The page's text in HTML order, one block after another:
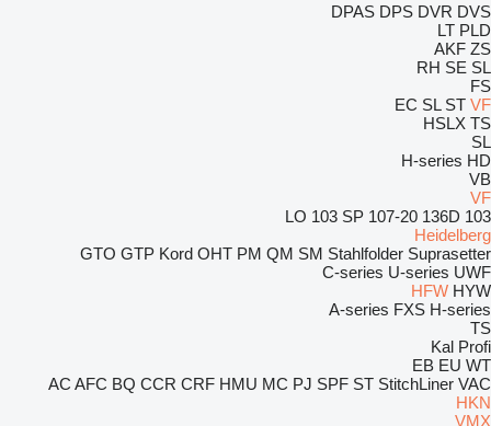
DPAS DPS DVR DVS
LT PLD
AKF ZS
RH SE SL
FS
EC SL ST VF
HSLX TS
SL
H-series HD
VB
VF
103 LO
103 SP 107-20 136D
Heidelberg
GTO GTP Kord OHT PM QM SM Stahlfolder Suprasetter
C-series U-series UWF
HFW HYW
A-series FXS H-series
TS
Kal Profi
EB EU WT
AC AFC BQ CCR CRF HMU MC PJ SPF ST StitchLiner VAC
HKN
VMX